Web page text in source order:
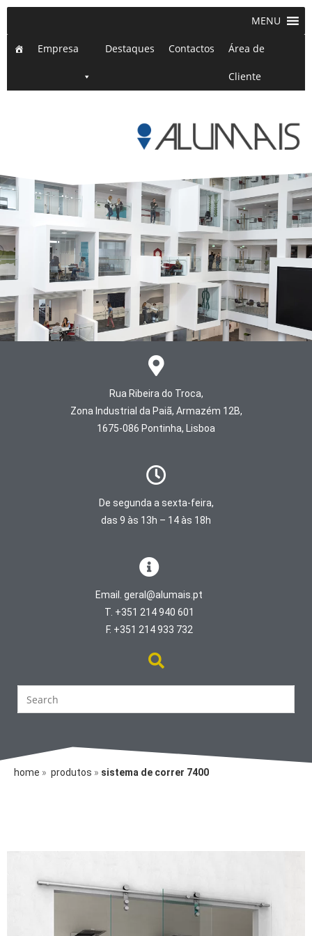
MENU
Empresa Destaques Contactos Área de
Cliente
Rua Ribeira do Troca,
Zona Industrial da Paiã, Armazém 12B,
1675-086 Pontinha, Lisboa
De segunda a sexta-feira,
das 9 às 13h – 14 às 18h
Email. geral@alumais.pt
T. +351 214 940 601
F. +351 214 933 732
home » produtos » sistema de correr 7400